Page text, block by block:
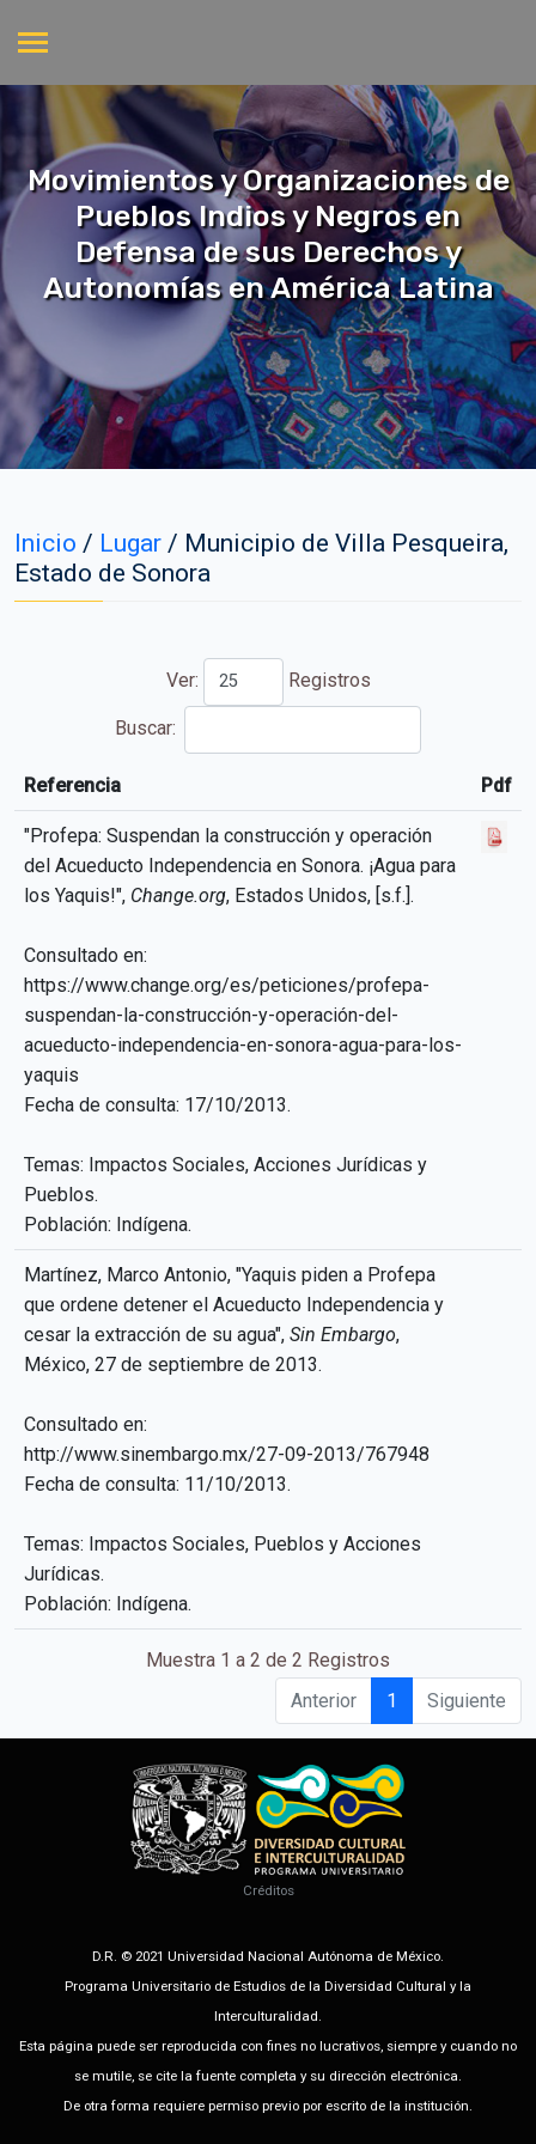
Movimientos y Organizaciones de
Pueblos Indios y Negros en
Defensa de sus Derechos y
Autonomías en América Latina
Inicio / Lugar / Municipio de Villa Pesqueira,
Estado de Sonora
Ver: Registros
Buscar:
Referencia
Pdf
Referencia
Pdf
"Profepa: Suspendan la construcción y operación
del Acueducto Independencia en Sonora. ¡Agua para
los Yaquis!", Change.org, Estados Unidos, [s.f.].
Consultado en:
https://www.change.org/es/peticiones/profepa-
suspendan-la-construcción-y-operación-del-
acueducto-independencia-en-sonora-agua-para-los-
yaquis
Fecha de consulta: 17/10/2013.
Temas: Impactos Sociales, Acciones Jurídicas y
Pueblos.
Población: Indígena.
Martínez, Marco Antonio, "Yaquis piden a Profepa
que ordene detener el Acueducto Independencia y
cesar la extracción de su agua", Sin Embargo,
México, 27 de septiembre de 2013.
Consultado en:
http://www.sinembargo.mx/27-09-2013/767948
Fecha de consulta: 11/10/2013.
Temas: Impactos Sociales, Pueblos y Acciones
Jurídicas.
Población: Indígena.
Muestra 1 a 2 de 2 Registros
Anterior
1 Siguiente
Créditos
D.R. © 2021 Universidad Nacional Autónoma de México.
Programa Universitario de Estudios de la Diversidad Cultural y la
Interculturalidad.
Esta página puede ser reproducida con fines no lucrativos, siempre y cuando no
se mutile, se cite la fuente completa y su dirección electrónica.
De otra forma requiere permiso previo por escrito de la institución.